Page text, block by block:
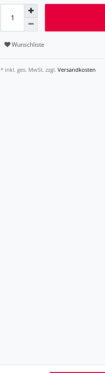
Wunschliste
* inkl. ges. MwSt. zzgl. Versandkosten